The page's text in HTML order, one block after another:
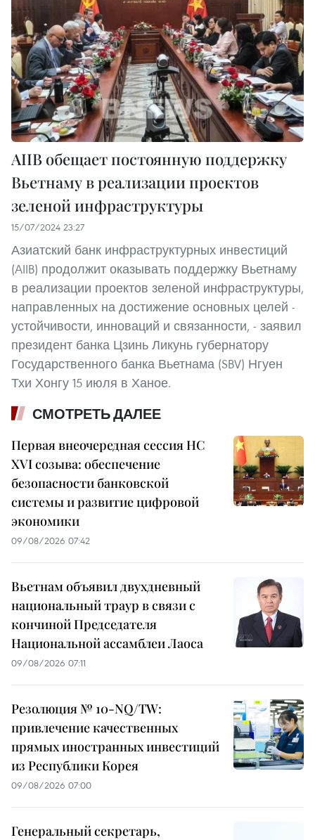
AIIB обещает постоянную поддержку
Вьетнаму в реализации проектов
зеленой инфраструктуры
15/07/2024 23:27
Азиатский банк инфраструктурных инвестиций
(AIIB) продолжит оказывать поддержку Вьетнаму
в реализации проектов зеленой инфраструктуры,
направленных на достижение основных целей -
устойчивости, инноваций и связанности, - заявил
президент банка Цзинь Ликунь губернатору
Государственного банка Вьетнама (SBV) Нгуен
Тхи Хонгу 15 июля в Ханое.
СМОТРЕТЬ ДАЛЕЕ
Первая внеочередная сессия НС
XVI созыва: обеспечение
безопасности банковской
системы и развитие цифровой
экономики
09/08/2026 07:42
Вьетнам объявил двухдневный
национальный траур в связи с
кончиной Председателя
Национальной ассамблеи Лаоса
09/08/2026 07:11
Резолюция № 10-NQ/TW:
привлечение качественных
прямых иностранных инвестиций
из Республики Корея
09/08/2026 07:00
Генеральный секретарь,